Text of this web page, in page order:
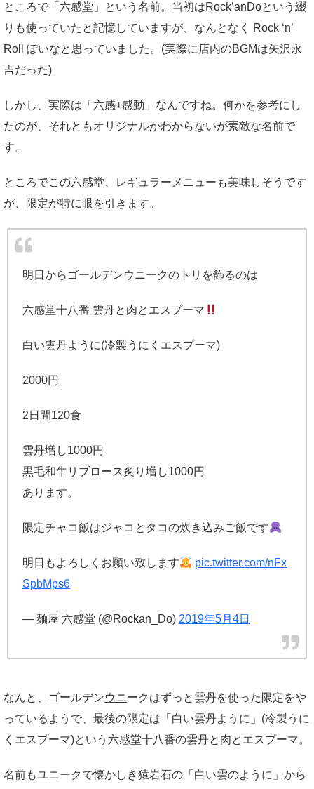
ところで「六感堂」という名前。当初はRock’anDoという綴
りも使っていたと記憶していますが、なんとなく Rock ‘n’
Roll ぽいなと思っていました。(実際に店内のBGMは矢沢永
吉だった)
しかし、実際は「六感+感動」なんですね。何かを参考にし
たのが、それともオリジナルかわからないが素敵な名前で
す。
ところでこの六感堂、レギュラーメニューも美味しそうです
が、限定が特に眼を引きます。
明日からゴールデンウニークのトリを飾るのは
六感堂十八番 雲丹と肉とエスプーマ
白い雲丹ように(冷製うにくエスプーマ)
2000円
2日間120食
雲丹増し1000円
黒毛和牛リブロース炙り増し1000円
あります。
限定チャコ飯はジャコとタコの炊き込みご飯です
明日もよろしくお願い致します
pic.twitter.com/nFx
SpbMps6
— 麺屋 六感堂 (@Rockan_Do) 2019年5月4日
なんと、ゴールデンウニークはずっと雲丹を使った限定をや
っているようで、最後の限定は「白い雲丹ように」(冷製うに
くエスプーマ)という六感堂十八番の雲丹と肉とエスプーマ。
名前もユニークで懐かしき猿岩石の「白い雲のように」から